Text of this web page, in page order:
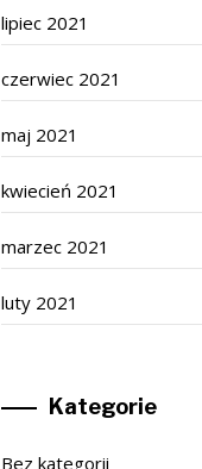
lipiec 2021
czerwiec 2021
maj 2021
kwiecień 2021
marzec 2021
luty 2021
Kategorie
Bez kategorii